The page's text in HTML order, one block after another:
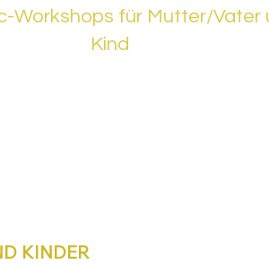
Workshops für Mutter/Vater
Kind
KINDER